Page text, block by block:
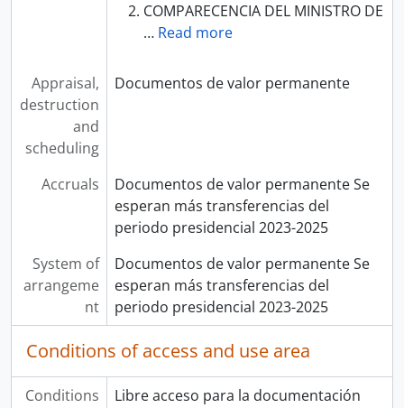
COMPARECENCIA DEL MINISTRO DE
… Read more
Appraisal,
destruction
and
scheduling
Documentos de valor permanente
Accruals
Documentos de valor permanente Se
esperan más transferencias del
periodo presidencial 2023-2025
System of
arrangeme
nt
Documentos de valor permanente Se
esperan más transferencias del
periodo presidencial 2023-2025
Conditions of access and use area
Conditions
Libre acceso para la documentación